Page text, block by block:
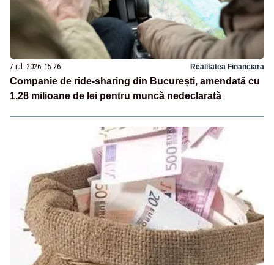
7 iul. 2026, 15:26 Realitatea Financiara
Companie de ride-sharing din București, amendată cu
1,28 milioane de lei pentru muncă nedeclarată